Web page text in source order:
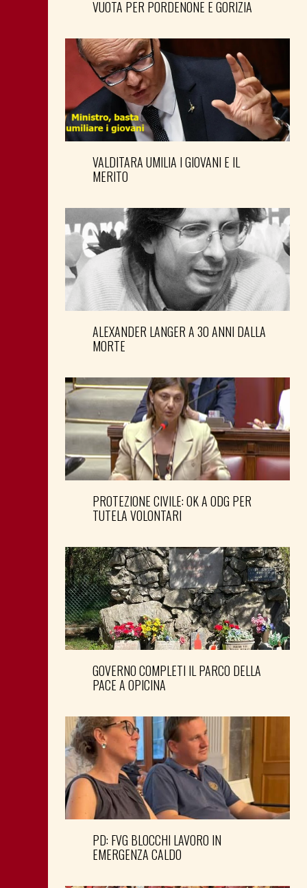
VUOTA PER PORDENONE E GORIZIA
VALDITARA UMILIA I GIOVANI E IL
MERITO
ALEXANDER LANGER A 30 ANNI DALLA
MORTE
PROTEZIONE CIVILE: OK A ODG PER
TUTELA VOLONTARI
GOVERNO COMPLETI IL PARCO DELLA
PACE A OPICINA
PD: FVG BLOCCHI LAVORO IN
EMERGENZA CALDO